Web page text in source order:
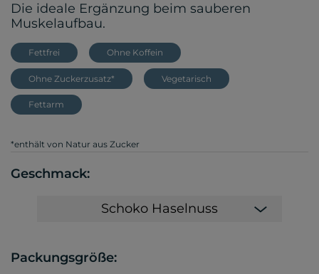
Die ideale Ergänzung beim sauberen
Muskelaufbau.
Fettfrei Ohne Koffein
Ohne Zuckerzusatz* Vegetarisch
Fettarm
*enthält von Natur aus Zucker
Geschmack:
Schoko Haselnuss
Packungsgröße: